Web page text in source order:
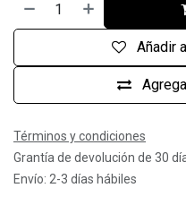
Añadir
Términos y condiciones
Grantía de devolución de 30
Envío: 2-3 días hábiles